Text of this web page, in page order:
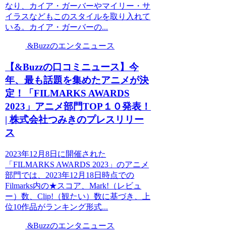
なり、カイア・ガーバーやマイリー・サ
イラスなどもこのスタイルを取り入れて
いる。カイア・ガーバーの...
&Buzzのエンタニュース
【&Buzzの口コミニュース】今
年、最も話題を集めたアニメが決
定！「FILMARKS AWARDS
2023」アニメ部門TOP１０発表！
| 株式会社つみきのプレスリリー
ス
2023年12月8日に開催された
「FILMARKS AWARDS 2023」のアニメ
部門では、2023年12月18日時点での
Filmarks内の★スコア、Mark!（レビュ
ー）数、Clip!（観たい）数に基づき、上
位10作品がランキング形式...
&Buzzのエンタニュース